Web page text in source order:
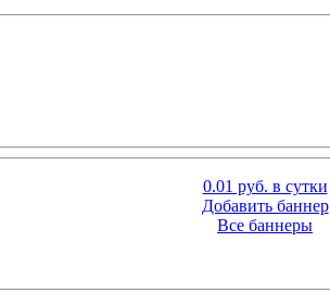
0.01 руб. в сутки
Добавить баннер
Все баннеры